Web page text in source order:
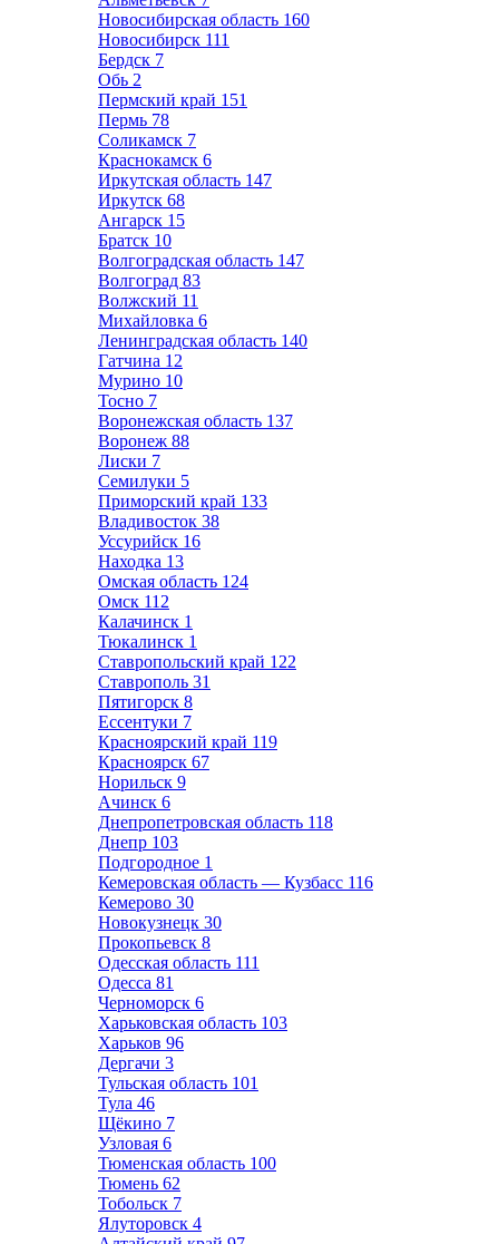
Новосибирская область 160
Новосибирск 111
Бердск 7
Обь 2
Пермский край 151
Пермь 78
Соликамск 7
Краснокамск 6
Иркутская область 147
Иркутск 68
Ангарск 15
Братск 10
Волгоградская область 147
Волгоград 83
Волжский 11
Михайловка 6
Ленинградская область 140
Гатчина 12
Мурино 10
Тосно 7
Воронежская область 137
Воронеж 88
Лиски 7
Семилуки 5
Приморский край 133
Владивосток 38
Уссурийск 16
Находка 13
Омская область 124
Омск 112
Калачинск 1
Тюкалинск 1
Ставропольский край 122
Ставрополь 31
Пятигорск 8
Ессентуки 7
Красноярский край 119
Красноярск 67
Норильск 9
Ачинск 6
Днепропетровская область 118
Днепр 103
Подгородное 1
Кемеровская область — Кузбасс 116
Кемерово 30
Новокузнецк 30
Прокопьевск 8
Одесская область 111
Одесса 81
Черноморск 6
Харьковская область 103
Харьков 96
Дергачи 3
Тульская область 101
Тула 46
Щёкино 7
Узловая 6
Тюменская область 100
Тюмень 62
Тобольск 7
Ялуторовск 4